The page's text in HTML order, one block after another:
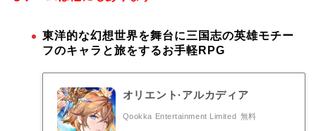
東洋的な幻想世界を舞台に三国志の英雄モチー
フのキャラと旅をするお手軽RPG
オリエント·アルカディア
Qookka Entertainment Limited 無料